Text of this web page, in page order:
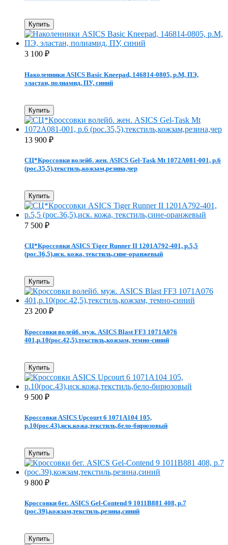
Купить
3 100 ₽
Наколенники ASICS Basic Kneepad, 146814-0805, р.M, ПЭ,
эластан, полиамид, ПУ, синий
Купить
13 900 ₽
СЦ*Кроссовки волейб. жен. ASICS Gel-Task Mt 1072A081-001, р.6
(рос.35,5),текстиль,кожзам,резина,чер
Купить
7 500 ₽
СЦ*Кроссовки ASICS Tiger Runner II 1201A792-401, р.5,5
(рос.36,5),иск. кожа, текстиль,сине-оранжевый
Купить
23 200 ₽
Кроссовки волейб. муж. ASICS Blast FF3 1071A076
401,р.10(рос.42,5),текстиль,кожзам, темно-синий
Купить
9 500 ₽
Кроссовки ASICS Upcourt 6 1071A104 105,
р.10(рос.43),иск.кожа,текстиль,бело-бирюзовый
Купить
9 800 ₽
Кроссовки бег. ASICS Gel-Contend 9 1011B881 408, р.7
(рос.39),кожзам,текстиль,резина,синий
Купить